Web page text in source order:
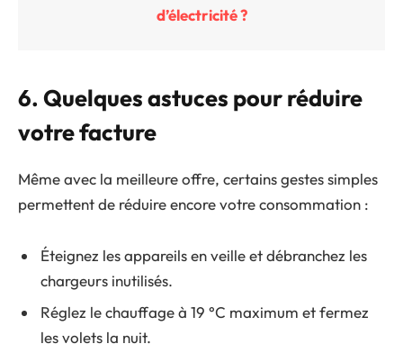
d’électricité ?
6. Quelques astuces pour réduire
votre facture
Même avec la meilleure offre, certains gestes simples
permettent de réduire encore votre consommation :
Éteignez les appareils en veille et débranchez les
chargeurs inutilisés.
Réglez le chauffage à 19 °C maximum et fermez
les volets la nuit.